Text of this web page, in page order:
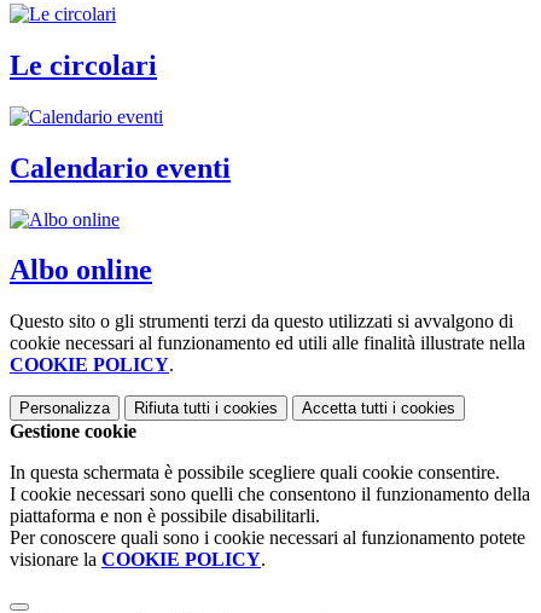
Le circolari
Calendario eventi
Albo online
Questo sito o gli strumenti terzi da questo utilizzati si avvalgono di
cookie necessari al funzionamento ed utili alle finalità illustrate nella
COOKIE POLICY.
Personalizza Rifiuta tutti i cookies Accetta tutti i cookies
Gestione cookie
In questa schermata è possibile scegliere quali cookie consentire.
I cookie necessari sono quelli che consentono il funzionamento della
piattaforma e non è possibile disabilitarli.
Per conoscere quali sono i cookie necessari al funzionamento potete
visionare la COOKIE POLICY.